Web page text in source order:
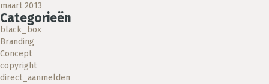
maart 2013
Categorieën
black_box
Branding
Concept
copyright
direct_aanmelden